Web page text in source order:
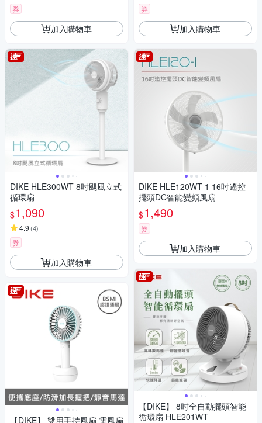
券
加入購物車
DIKE HLE300WT 8吋颶風立式
循環扇
$1,090
4.9 (4)
券
加入購物車
【DIKE】 雙用手持風扇 電風扇
券
加入購物車
DIKE HLE120WT-1 16吋遙控
擺頭DC智能變頻風扇
$1,490
券
加入購物車
【DIKE】 8吋全自動擺頭智能
循環扇 HLE201WT